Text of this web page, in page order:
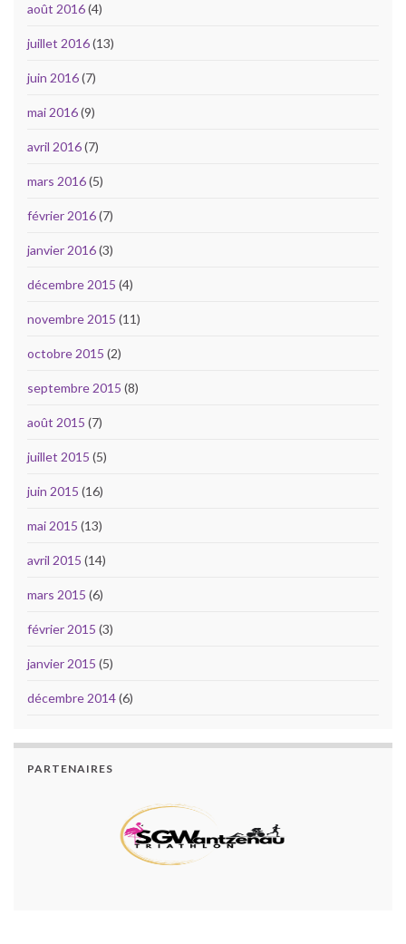
août 2016(4)
juillet 2016(13)
juin 2016(7)
mai 2016(9)
avril 2016(7)
mars 2016(5)
février 2016(7)
janvier 2016(3)
décembre 2015 (4)
novembre 2015 (11)
octobre 2015 (2)
septembre 2015 (8)
août 2015 (7)
juillet 2015 (5)
juin 2015 (16)
mai 2015 (13)
avril 2015 (14)
mars 2015 (6)
février 2015 (3)
janvier 2015 (5)
décembre 2014(6)
PARTENAIRES